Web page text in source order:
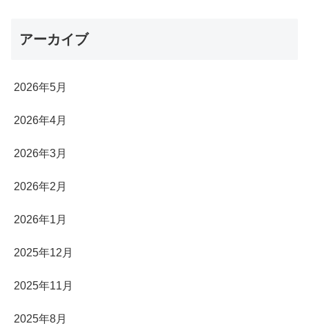
アーカイブ
2026年5月
2026年4月
2026年3月
2026年2月
2026年1月
2025年12月
2025年11月
2025年8月